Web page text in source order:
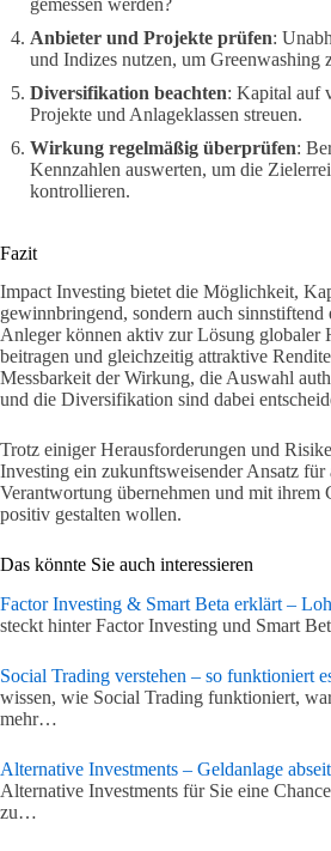
Anbieter und Projekte prüfen:
und Indizes nutzen, um Greenwashing
Diversifikation beachten: Kapital auf
Projekte und Anlageklassen streuen.
Wirkung regelmäßig überprüfen:
Kennzahlen auswerten, um die
kontrollieren.
Fazit
Impact Investing bietet die Möglichkeit,
gewinnbringend, sondern auch sinnstiftend
Anleger können aktiv zur Lösung globaler
beitragen und gleichzeitig attraktive
Messbarkeit der Wirkung, die Auswahl
und die Diversifikation sind dabei
Trotz einiger Herausforderungen und
Investing ein zukunftsweisender Ansatz für
Verantwortung übernehmen und mit ihrem
positiv gestalten wollen.
Das könnte Sie auch interessieren
Factor Investing & Smart Beta erklärt –
steckt hinter Factor Investing und Smart
Social Trading verstehen – so funktioniert
wissen, wie Social Trading funktioniert,
mehr…
Alternative Investments – Geldanlage
Alternative Investments für Sie eine
zu…